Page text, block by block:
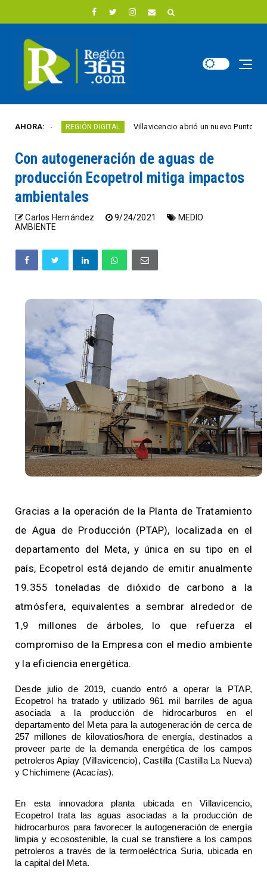
AHORA:REGIÓN DIGITAL Villavicencio abrió un nuevo Punto Vive
Con autogeneración de aguas de
producción Ecopetrol mitiga impactos
ambientales
Carlos Hernández 9/24/2021
MEDIO
AMBIENTE
Gracias a la operación de la Planta de Tratamiento
de Agua de Producción (PTAP), localizada en el
departamento del Meta, y única en su tipo en el
país, Ecopetrol está dejando de emitir anualmente
19.355 toneladas de dióxido de carbono a la
atmósfera, equivalentes a sembrar alrededor de
1,9 millones de árboles, lo que refuerza el
compromiso de la Empresa con el medio ambiente
y la eficiencia energética.
Desde julio de 2019, cuando entró a operar la PTAP,
Ecopetrol ha tratado y utilizado 961 mil barriles de agua
asociada a la producción de hidrocarburos en el
departamento del Meta para la autogeneración de cerca de
257 millones de kilovatios/hora de energía, destinados a
proveer parte de la demanda energética de los campos
petroleros Apiay (Villavicencio), Castilla (Castilla La Nueva)
y Chichimene (Acacías).
En esta innovadora planta ubicada en Villavicencio,
Ecopetrol trata las aguas asociadas a la producción de
hidrocarburos para favorecer la autogeneración de energía
limpia y ecosostenible, la cual se transfiere a los campos
petroleros a través de la termoeléctrica Suria, ubicada en
la capital del Meta.